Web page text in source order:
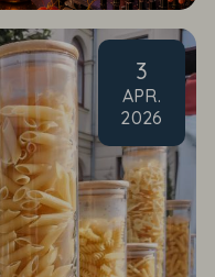
3
APR.
2026